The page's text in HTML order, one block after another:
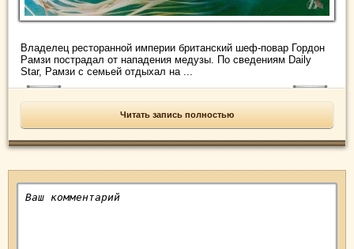
Владелец ресторанной империи британский шеф-повар Гордон
Рамзи пострадал от нападения медузы. По сведениям Daily
Star, Рамзи с семьей отдыхал на ...
Читать запись полностью